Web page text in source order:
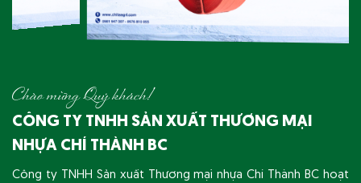
Chào mừng Quý khách!
CÔNG TY TNHH SẢN XUẤT THƯƠNG MẠI
NHỰA CHÍ THÀNH BC
Công ty TNHH Sản xuất Thương mại nhựa Chí Thành BC hoạt